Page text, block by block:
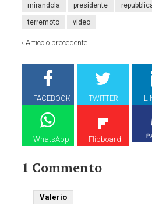
mirandola presidente
terremoto video
‹Articolo precedente
FACEBOOK TWITTER
WhatsApp Flipboard
1 Commento
Valerio